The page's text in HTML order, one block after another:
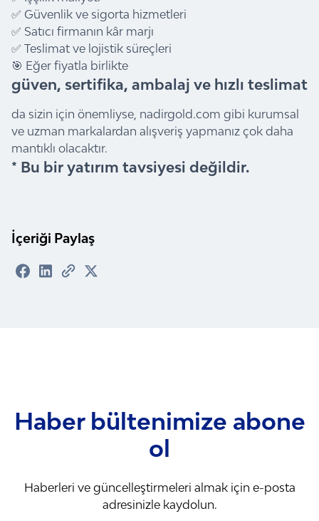
✅ Güvenlik ve sigorta hizmetleri
✅ Satıcı firmanın kâr marjı
✅ Teslimat ve lojistik süreçleri
🎯 Eğer fiyatla birlikte
güven, sertifika, ambalaj ve hızlı teslimat
da sizin için önemliyse, nadirgold.com gibi kurumsal
ve uzman markalardan alışveriş yapmanız çok daha
mantıklı olacaktır.
* Bu bir yatırım tavsiyesi değildir.
İçeriği Paylaş
Haber bültenimize abone
ol
Haberleri ve güncelleştirmeleri almak için e-posta
adresinizle kaydolun.